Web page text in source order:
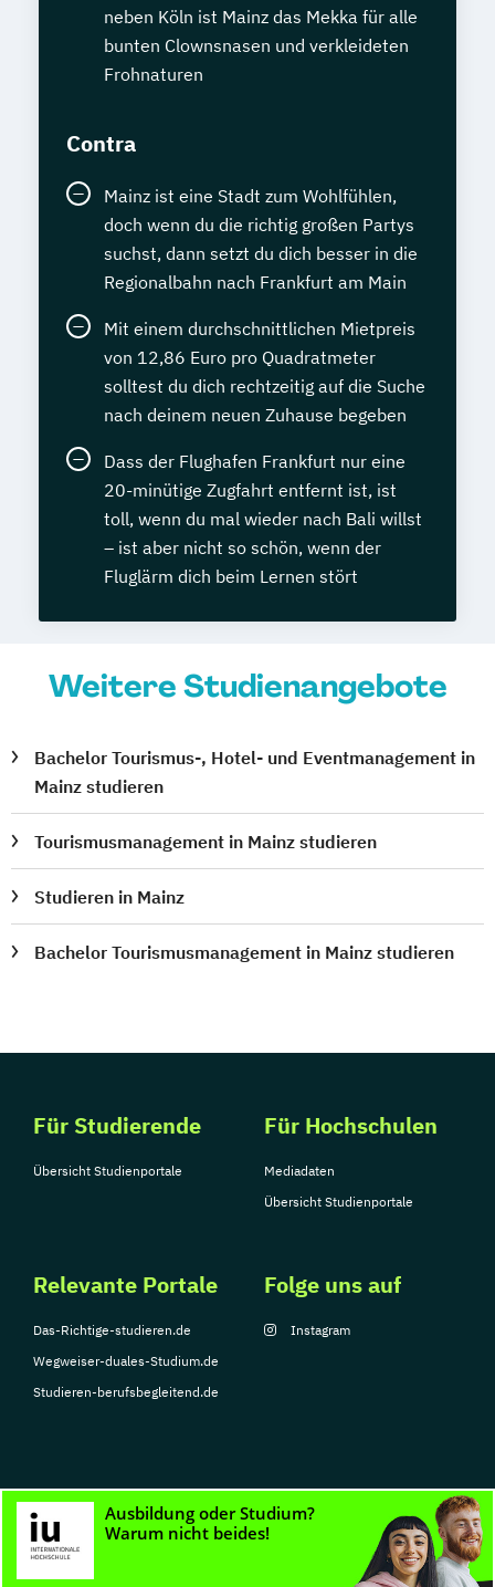
neben Köln ist Mainz das Mekka für alle
bunten Clownsnasen und verkleideten
Frohnaturen
Contra
Mainz ist eine Stadt zum Wohlfühlen,
doch wenn du die richtig großen Partys
suchst, dann setzt du dich besser in die
Regionalbahn nach Frankfurt am Main
Mit einem durchschnittlichen Mietpreis
von 12,86 Euro pro Quadratmeter
solltest du dich rechtzeitig auf die Suche
nach deinem neuen Zuhause begeben
Dass der Flughafen Frankfurt nur eine
20-minütige Zugfahrt entfernt ist, ist
toll, wenn du mal wieder nach Bali willst
– ist aber nicht so schön, wenn der
Fluglärm dich beim Lernen stört
Weitere Studienangebote
Bachelor Tourismus-, Hotel- und Eventmanagement in
Mainz studieren
Tourismusmanagement in Mainz studieren
Studieren in Mainz
Bachelor Tourismusmanagement in Mainz studieren
Für Studierende
Übersicht Studienportale
Für Hochschulen
Mediadaten
Übersicht Studienportale
Relevante Portale
Das-Richtige-studieren.de
Wegweiser-duales-Studium.de
Studieren-berufsbegleitend.de
Folge uns auf
Instagram
© Copyright 2026, TarGroup Media GmbH
Nutzungsbedingungen